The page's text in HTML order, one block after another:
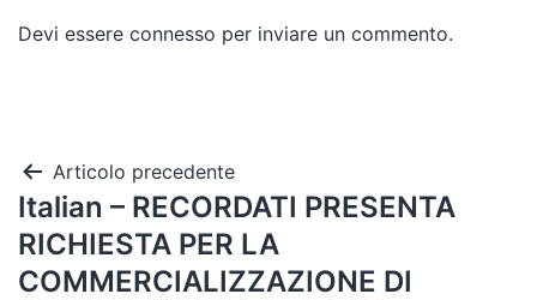
Devi essere connesso per inviare un commento.
Articolo precedente
Italian – RECORDATI PRESENTA
RICHIESTA PER LA
COMMERCIALIZZAZIONE DI